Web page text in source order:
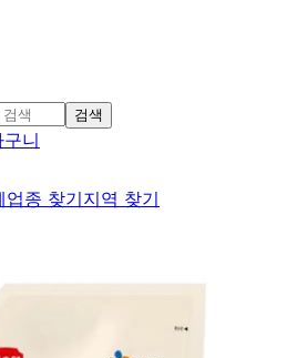
검색
니
업종 찾기지역 찾기